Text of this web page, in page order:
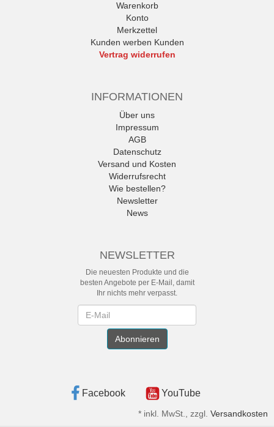
Warenkorb
Konto
Merkzettel
Kunden werben Kunden
Vertrag widerrufen
INFORMATIONEN
Über uns
Impressum
AGB
Datenschutz
Versand und Kosten
Widerrufsrecht
Wie bestellen?
Newsletter
News
NEWSLETTER
Die neuesten Produkte und die
besten Angebote per E-Mail, damit
Ihr nichts mehr verpasst.
Abonnieren
Facebook YouTube
* inkl. MwSt., zzgl. Versandkosten